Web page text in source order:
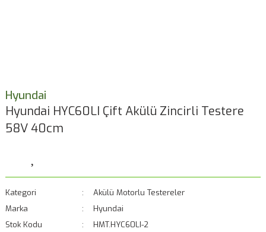
Hyundai
Hyundai HYC60LI Çift Akülü Zincirli Testere
58V 40cm
Kategori
Akülü Motorlu Testereler
Marka
Hyundai
Stok Kodu
HMT.HYC60LI-2